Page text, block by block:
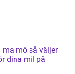
så väljer
dina mil på